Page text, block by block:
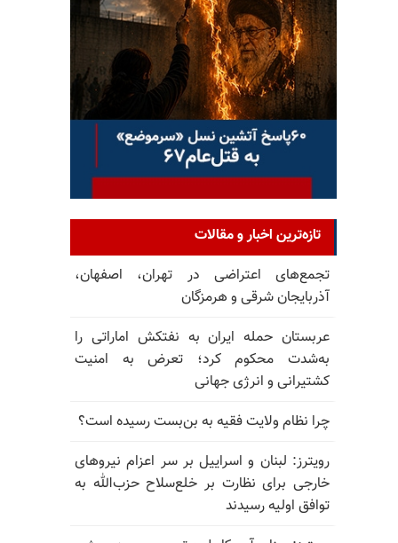
تازه‌ترین اخبار و مقالات
تجمع‌های اعتراضی در تهران، اصفهان،
آذربایجان شرقی و هرمزگان
عربستان حمله ایران به نفتکش اماراتی را
به‌شدت محکوم کرد؛ تعرض به امنیت
کشتیرانی و انرژی جهانی
چرا نظام ولایت فقیه به بن‌بست رسیده است؟
رویترز: لبنان و اسراییل بر سر اعزام نیروهای
خارجی برای نظارت بر خلع‌سلاح حزب‌الله به
توافق اولیه رسیدند